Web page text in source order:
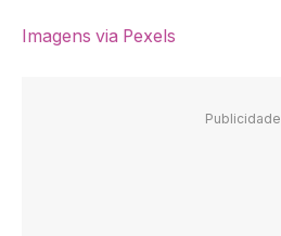
Imagens via Pexels
Publicidade